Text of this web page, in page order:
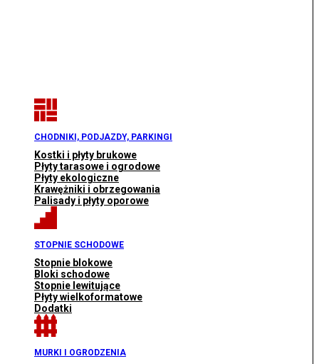
CHODNIKI, PODJAZDY, PARKINGI
Kostki i płyty brukowe
Płyty tarasowe i ogrodowe
Płyty ekologiczne
Krawężniki i obrzegowania
Palisady i płyty oporowe
STOPNIE SCHODOWE
Stopnie blokowe
Bloki schodowe
Stopnie lewitujące
Płyty wielkoformatowe
Dodatki
MURKI I OGRODZENIA